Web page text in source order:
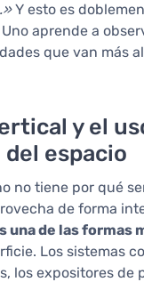
Y esto es
aprende a
que van más
y el
espacio
no tiene por qué
de forma
de las formas
Los sistemas
los expositores de